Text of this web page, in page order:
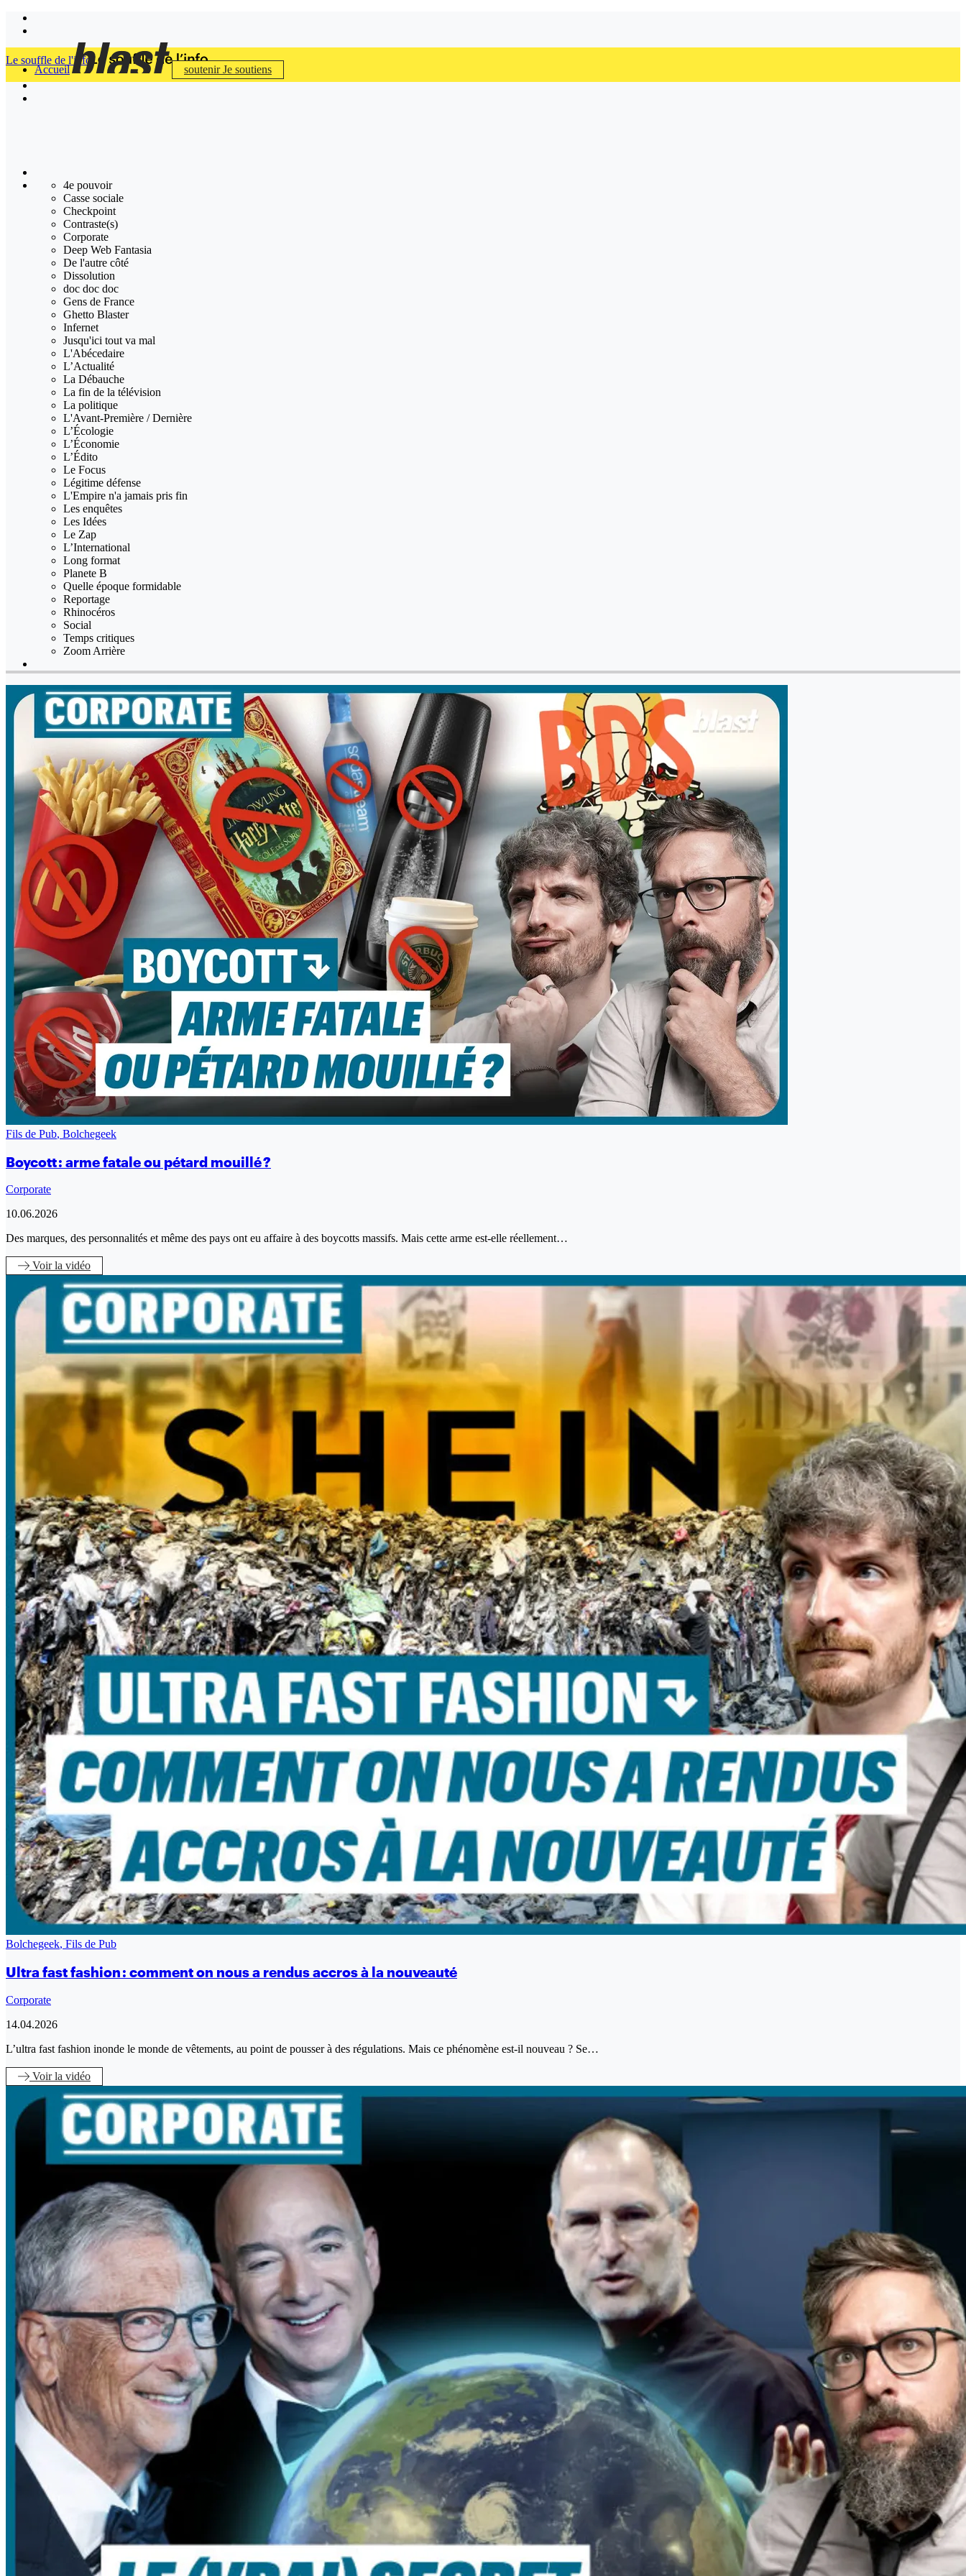
Accueil soutenirJe soutiens
Le souffle de l'info
4e pouvoir
Casse sociale
Checkpoint
Contraste(s)
Corporate
Deep Web Fantasia
De l'autre côté
Dissolution
doc doc doc
Gens de France
Ghetto Blaster
Infernet
Jusqu'ici tout va mal
L'Abécedaire
L’Actualité
La Débauche
La fin de la télévision
La politique
L'Avant-Première / Dernière
L’Écologie
L’Économie
L’Édito
Le Focus
Légitime défense
L'Empire n'a jamais pris fin
Les enquêtes
Les Idées
Le Zap
L’International
Long format
Planete B
Quelle époque formidable
Reportage
Rhinocéros
Social
Temps critiques
Zoom Arrière
Fils de Pub, Bolchegeek
Boycott : arme fatale ou pétard mouillé ?
Corporate
10.06.2026
Des marques, des personnalités et même des pays ont eu affaire à des boycotts massifs. Mais cette arme est-elle réellement…
Voirla vidéo
Bolchegeek, Fils de Pub
Ultra fast fashion : comment on nous a rendus accros à la nouveauté
Corporate
14.04.2026
L’ultra fast fashion inonde le monde de vêtements, au point de pousser à des régulations. Mais ce phénomène est-il nouveau ? Se…
Voirla vidéo